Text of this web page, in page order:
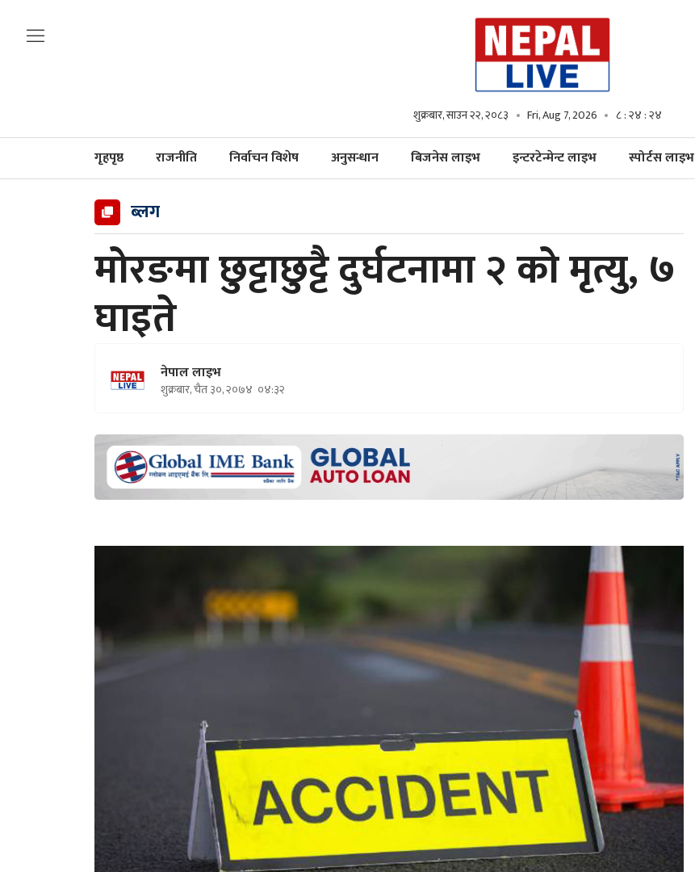
शुक्रबार, साउन २२, २०८३ Fri, Aug 7, 2026 ८ : २४ : २५
गृहपृष्ठ राजनीति निर्वाचन विशेष अनुसन्धान बिजनेस लाइभ इन्टरटेन्मेन्ट लाइभ स्पोर्टस लाइभ
ब्लग
मोरङमा छुट्टाछुट्टै दुर्घटनामा २ को मृत्यु, ७
घाइते
नेपाल लाइभ
शुक्रबार, चैत ३०, २०७४ ०४:३२